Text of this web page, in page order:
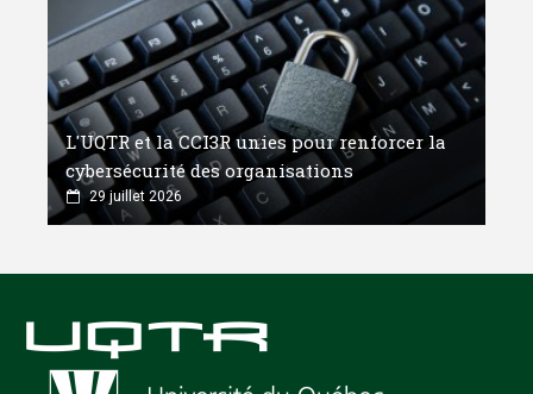
L'UQTR et la CCI3R unies pour renforcer la
cybersécurité des organisations
29 juillet 2026